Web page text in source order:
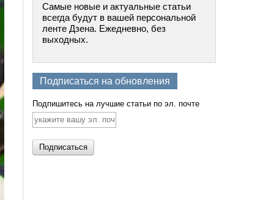
Самые новые и актуальные статьи
всегда будут в вашей персональной
ленте Дзена. Ежедневно, без
выходных.
Подписаться на обновления
Подпишитесь на лучшие статьи по эл. почте